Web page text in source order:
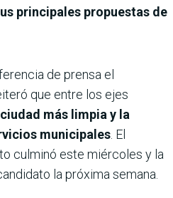
principales propuestas de
de prensa el
que entre los ejes
ciudad más limpia y la
municipales . El
culminó este miércoles y la
la próxima semana.